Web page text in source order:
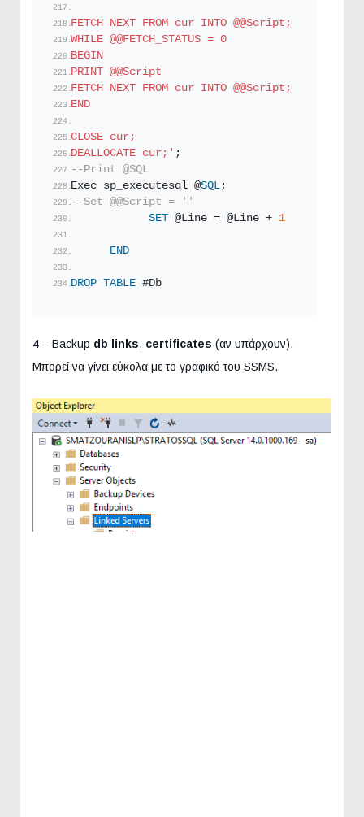
FETCH NEXT FROM cur INTO @@Script;
WHILE @@FETCH_STATUS = 0
BEGIN
PRINT @@Script
FETCH NEXT FROM cur INTO @@Script;
END
CLOSE cur;
DEALLOCATE cur;' ;
--Print @SQL
Exec sp_executesql @SQL ;
--Set @@Script = ''
SET @Line = @Line + 1
END
DROP TABLE #Db
4 – Backup db links, certificates (αν υπάρχουν).
Μπορεί να γίνει εύκολα με το γραφικό του SSMS.